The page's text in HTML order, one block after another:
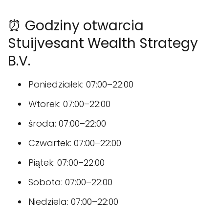
⏰ Godziny otwarcia
Stuijvesant Wealth Strategy
B.V.
Poniedziałek: 07:00–22:00
Wtorek: 07:00–22:00
środa: 07:00–22:00
Czwartek: 07:00–22:00
Piątek: 07:00–22:00
Sobota: 07:00–22:00
Niedziela: 07:00–22:00